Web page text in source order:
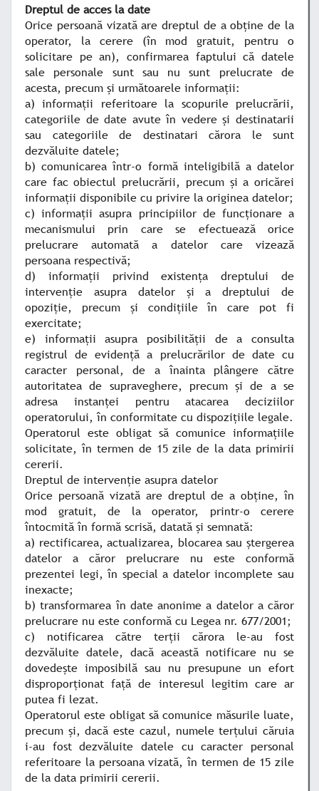
Dreptul de acces la date
Orice persoană vizată are dreptul de a obţine de la
operator, la cerere (în mod gratuit, pentru o
solicitare pe an), confirmarea faptului că datele
sale personale sunt sau nu sunt prelucrate de
acesta, precum şi următoarele informaţii:
a) informaţii referitoare la scopurile prelucrării,
categoriile de date avute în vedere şi destinatarii
sau categoriile de destinatari cărora le sunt
dezvăluite datele;
b) comunicarea într-o formă inteligibilă a datelor
care fac obiectul prelucrării, precum şi a oricărei
informaţii disponibile cu privire la originea datelor;
c) informaţii asupra principiilor de funcţionare a
mecanismului prin care se efectuează orice
prelucrare automată a datelor care vizează
persoana respectivă;
d) informaţii privind existenţa dreptului de
intervenţie asupra datelor şi a dreptului de
opoziţie, precum şi condiţiile în care pot fi
exercitate;
e) informaţii asupra posibilităţii de a consulta
registrul de evidenţă a prelucrărilor de date cu
caracter personal, de a înainta plângere către
autoritatea de supraveghere, precum şi de a se
adresa instanţei pentru atacarea deciziilor
operatorului, în conformitate cu dispoziţiile legale.
Operatorul este obligat să comunice informaţiile
solicitate, în termen de 15 zile de la data primirii
cererii.
Dreptul de intervenţie asupra datelor
Orice persoană vizată are dreptul de a obţine, în
mod gratuit, de la operator, printr-o cerere
întocmită în formă scrisă, datată şi semnată:
a) rectificarea, actualizarea, blocarea sau ştergerea
datelor a căror prelucrare nu este conformă
prezentei legi, în special a datelor incomplete sau
inexacte;
b) transformarea în date anonime a datelor a căror
prelucrare nu este conformă cu Legea nr. 677/2001;
c) notificarea către terţii cărora le-au fost
dezvăluite datele, dacă această notificare nu se
dovedeşte imposibilă sau nu presupune un efort
disproporţionat faţă de interesul legitim care ar
putea fi lezat.
Operatorul este obligat să comunice măsurile luate,
precum şi, dacă este cazul, numele terţului căruia
i-au fost dezvăluite datele cu caracter personal
referitoare la persoana vizată, în termen de 15 zile
de la data primirii cererii.